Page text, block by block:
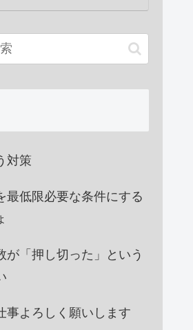
対策
最低限必要な条件にする
が「押し切った」という
事よろしく願いします